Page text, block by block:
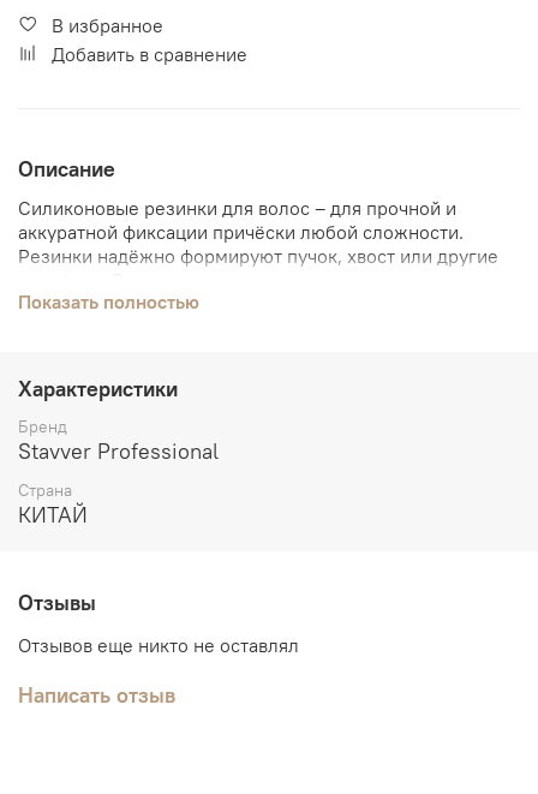
В избранное
Добавить в сравнение
Описание
Силиконовые резинки для волос – для прочной и
аккуратной фиксации причёски любой сложности.
Резинки надёжно формируют пучок, хвост или другие
являются безопасными в применении.
Показать полностью
Характеристики
Бренд
Stavver Professional
Страна
КИТАЙ
Отзывы
Отзывов еще никто не оставлял
Написать отзыв